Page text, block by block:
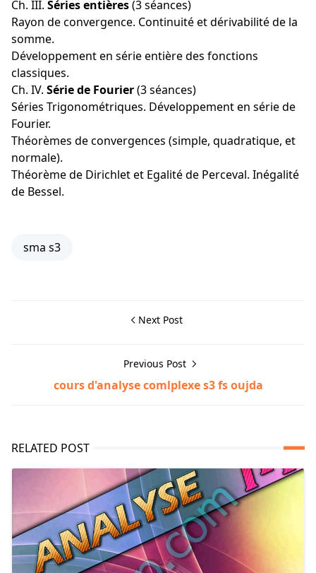
Ch. III. Séries entières(3 séances)
Rayon de convergence. Continuité et dérivabilité de la
somme.
Développement en série entière des fonctions
classiques.
Ch. IV. Série de Fourier(3 séances)
Séries Trigonométriques. Développement en série de
Fourier.
Théorèmes de convergences (simple, quadratique, et
normale).
Théorème de Dirichlet et Egalité de Perceval. Inégalité
de Bessel.
sma s3
Next Post
Previous Post
cours d'analyse comlplexe s3 fs oujda
RELATED POST